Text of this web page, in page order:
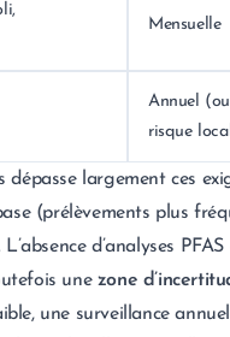
Mensuelle
Annuel
risque
dépasse largement ces
(prélèvements plus
d’analyses PFAS
une zone
une surveillance